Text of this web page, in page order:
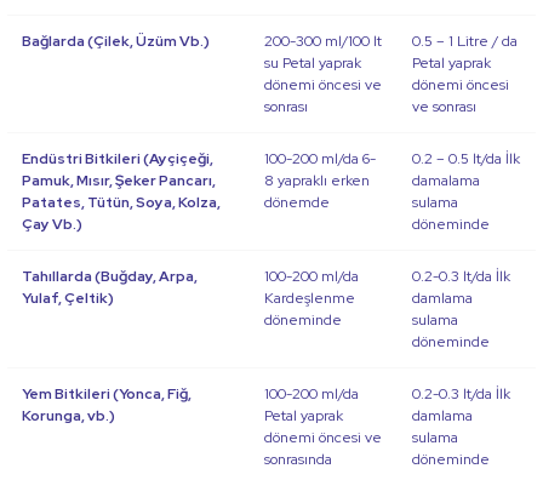
Bağlarda (Çilek, Üzüm Vb.)
200-300 ml/100 lt
su Petal yaprak
dönemi öncesi ve
sonrası
0.5 – 1 Litre / da
Petal yaprak
dönemi öncesi
ve sonrası
Endüstri Bitkileri (Ayçiçeği,
Pamuk, Mısır, Şeker Pancarı,
Patates, Tütün, Soya, Kolza,
Çay Vb.)
100-200 ml/da 6-
8 yapraklı erken
dönemde
0.2 – 0.5 lt/da İlk
damalama
sulama
döneminde
Tahıllarda (Buğday, Arpa,
Yulaf, Çeltik)
100-200 ml/da
Kardeşlenme
döneminde
0.2-0.3 lt/da İlk
damlama
sulama
döneminde
Yem Bitkileri (Yonca, Fiğ,
Korunga, vb.)
100-200 ml/da
Petal yaprak
dönemi öncesi ve
sonrasında
0.2-0.3 lt/da İlk
damlama
sulama
döneminde